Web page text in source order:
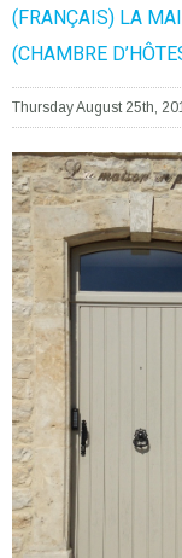
(FRANÇAIS) LA
(CHAMBRE
Thursday August 25th,